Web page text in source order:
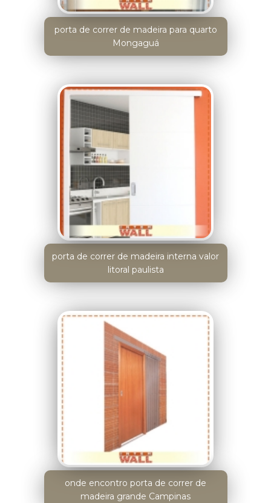
porta de correr de madeira para quarto
Mongaguá
porta de correr de madeira interna valor
litoral paulista
onde encontro porta de correr de
madeira grande Campinas